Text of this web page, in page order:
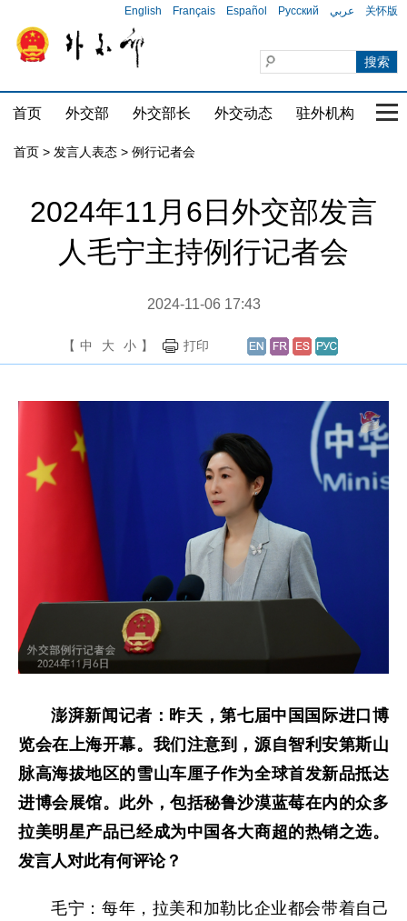
English Français Español Русский عربي 关怀版
首页 外交部 外交部长 外交动态 驻外机构 国
首页 > 发言人表态 > 例行记者会
2024年11月6日外交部发言
人毛宁主持例行记者会
2024-11-06 17:43
【 中 大 小 】 打印
澎湃新闻记者：昨天，第七届中国国际进口博
览会在上海开幕。我们注意到，源自智利安第斯山
脉高海拔地区的雪山车厘子作为全球首发新品抵达
进博会展馆。此外，包括秘鲁沙漠蓝莓在内的众多
拉美明星产品已经成为中国各大商超的热销之选。
发言人对此有何评论？
毛宁：每年，拉美和加勒比企业都会带着自己